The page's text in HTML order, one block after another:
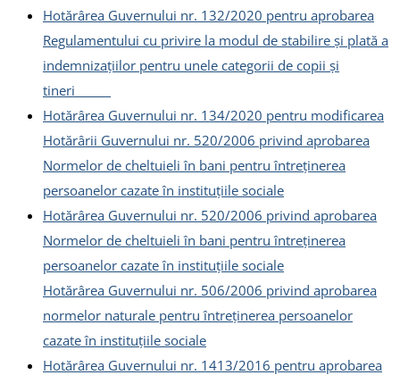
Hotărârea Guvernului nr. 132/2020 pentru aprobarea
Regulamentului cu privire la modul de stabilire și plată a
indemnizațiilor pentru unele categorii de copii și
tineri
Hotărârea Guvernului nr. 134/2020 pentru modificarea
Hotărârii Guvernului nr. 520/2006 privind aprobarea
Normelor de cheltuieli în bani pentru întreținerea
persoanelor cazate în instituţiile sociale
Hotărârea Guvernului nr. 520/2006 privind aprobarea
Normelor de cheltuieli în bani pentru întreținerea
persoanelor cazate în instituțiile sociale
Hotărârea Guvernului nr. 506/2006 privind aprobarea
normelor naturale pentru întreţinerea persoanelor
cazate în instituţiile sociale
Hotărârea Guvernului nr. 1413/2016 pentru aprobarea